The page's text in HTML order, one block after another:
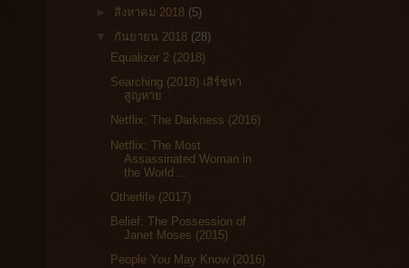
► สิงหาคม 2018 (5)
▼ กันยายน 2018 (28)
Equalizer 2 (2018)
Searching (2018) เสิร์ชหา
สูญหาย
Netflix: The Darkness (2016)
Netflix: The Most
Assassinated Woman in
the World ...
Otherlife (2017)
Belief: The Possession of
Janet Moses (2015)
People You May Know (2016)